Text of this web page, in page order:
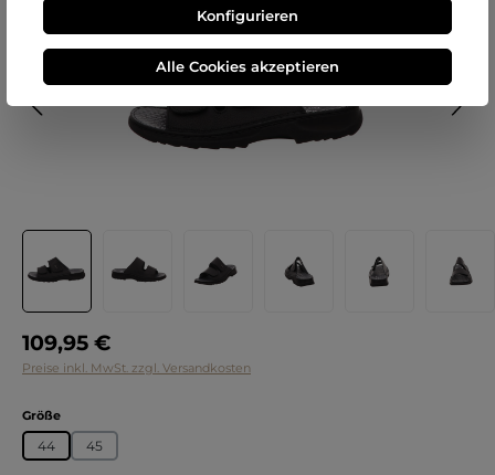
Regulärer Preis:
109,95 €
Preise inkl. MwSt. zzgl. Versandkosten
Größeauswählen
44 45
Konfigurieren
Alle Cookies akzeptieren